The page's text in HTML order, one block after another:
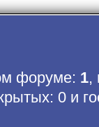
форуме: 1,
0 и